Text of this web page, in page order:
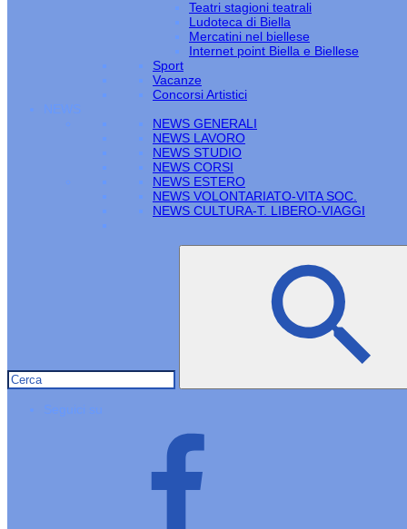
Teatri stagioni teatrali
Ludoteca di Biella
Mercatini nel biellese
Internet point Biella e Biellese
Sport
Vacanze
Concorsi Artistici
NEWS
NEWS GENERALI
NEWS LAVORO
NEWS STUDIO
NEWS CORSI
NEWS ESTERO
NEWS VOLONTARIATO-VITA SOC.
NEWS CULTURA-T. LIBERO-VIAGGI
Seguici su